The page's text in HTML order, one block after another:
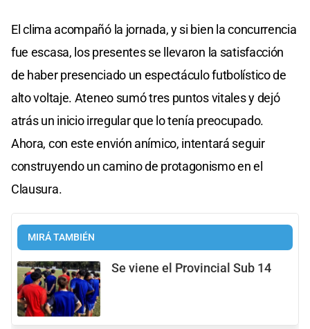
El clima acompañó la jornada, y si bien la concurrencia
fue escasa, los presentes se llevaron la satisfacción
de haber presenciado un espectáculo futbolístico de
alto voltaje. Ateneo sumó tres puntos vitales y dejó
atrás un inicio irregular que lo tenía preocupado.
Ahora, con este envión anímico, intentará seguir
construyendo un camino de protagonismo en el
Clausura.
MIRÁ TAMBIÉN
Se viene el Provincial Sub 14